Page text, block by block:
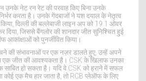
उनके नेट रन रेट की परवाह किए बिना उनके
करता है। उनके गेंदबाजों ने यश दयाल के नेतृत्व
दिल्ली की बल्लेबाजी लाइन अप को 19.1 ओवर
जिससे बैंगलोर की शानदार जीत सुनिश्चित हुई
को पुनर्जीवित किया।
की संभावनाओं पर एक नज़र डालते हुए, उन्हें अपने
जीत की आवश्यकता है। CSK के खिलाफ उनका
साबित हो सकता है। यदि वे CSK को हराने में सफल
एक मैच हार जाता है, तो RCB प्लेऑफ के लिए